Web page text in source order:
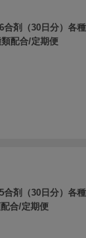
合剤（30日分）各
配合/定期便
合剤（30日分）各
合/定期便